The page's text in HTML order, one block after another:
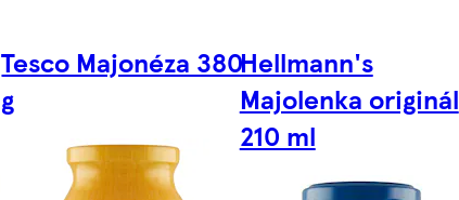
Tesco Majonéza 380
g
Hellmann's
Majolenka originál
210 ml